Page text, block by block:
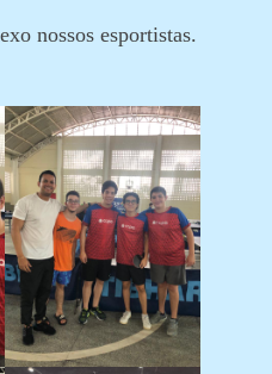
nossos esportistas.